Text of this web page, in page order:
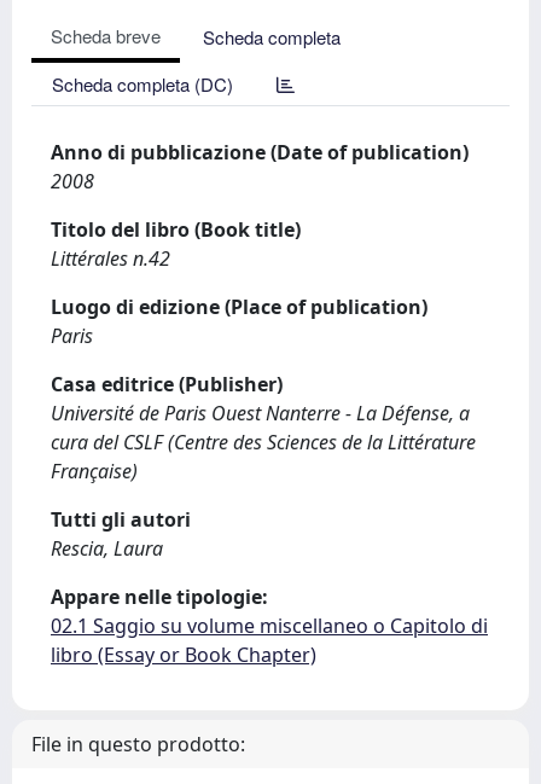
Scheda breve
Scheda completa
Scheda completa (DC)
Anno di pubblicazione (Date of publication)
2008
Titolo del libro (Book title)
Littérales n.42
Luogo di edizione (Place of publication)
Paris
Casa editrice (Publisher)
Université de Paris Ouest Nanterre - La Défense, a
cura del CSLF (Centre des Sciences de la Littérature
Française)
Tutti gli autori
Rescia, Laura
Appare nelle tipologie:
02.1 Saggio su volume miscellaneo o Capitolo di
libro (Essay or Book Chapter)
File in questo prodotto: